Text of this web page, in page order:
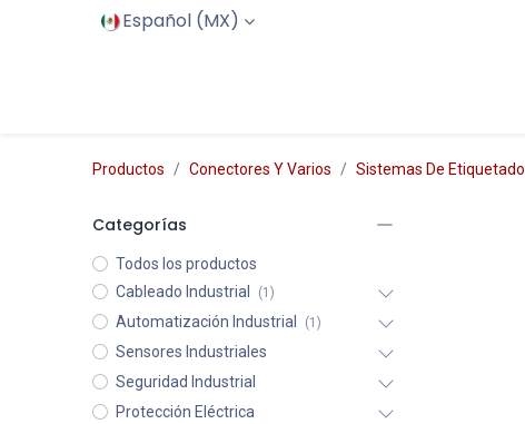
Español (MX)
Productos Conectores Y Varios Sistemas De Etiquetado
Categorías
Todos los productos
Cableado Industrial
(1)
Automatización Industrial (1)
Sensores Industriales
Seguridad Industrial
Protección Eléctrica